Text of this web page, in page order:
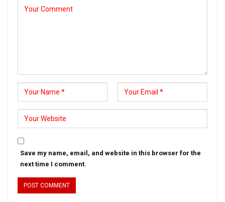
Save my name, email, and website in this browser for the
next time I comment.